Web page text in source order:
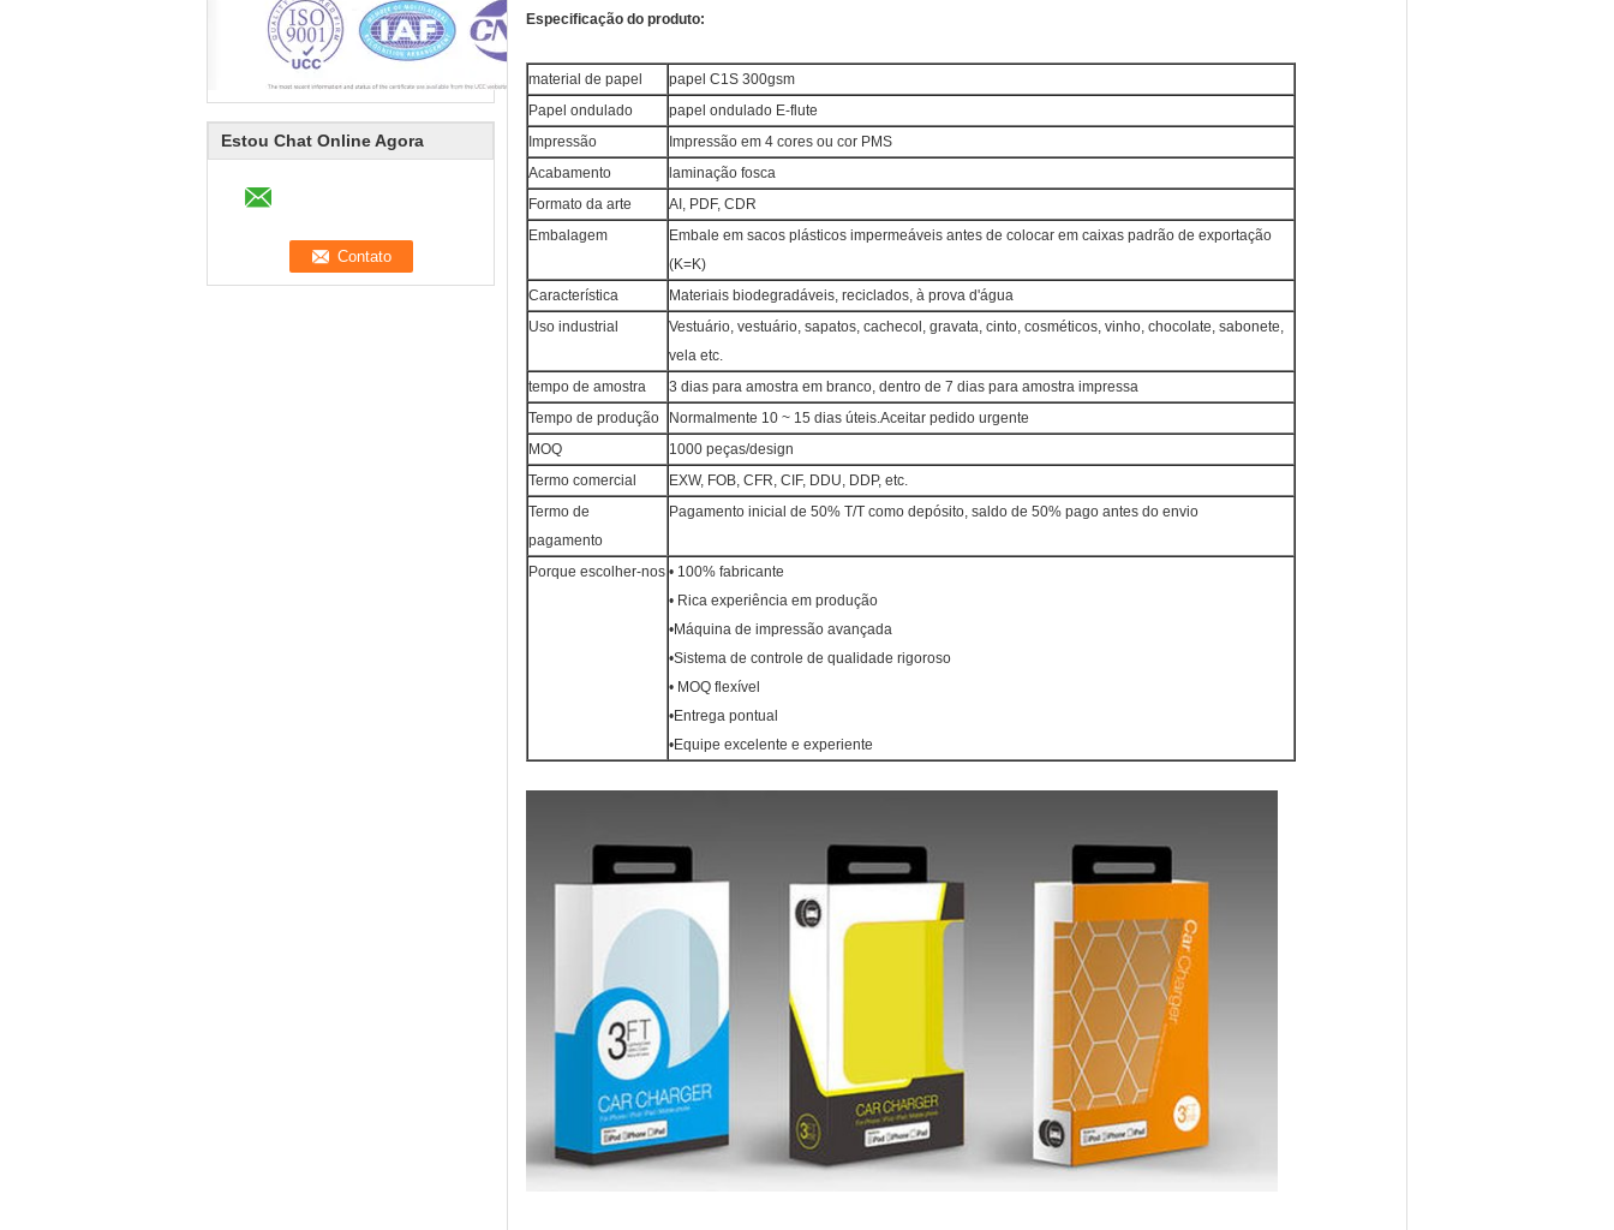
Estou Chat Online Agora
Especificação do produto:
material de papel
papel C1S 300gsm
Papel ondulado
papel ondulado E-flute
Impressão
Impressão em 4 cores ou cor PMS
Acabamento
laminação fosca
Formato da arte
AI, PDF, CDR
Embalagem
Embale em sacos plásticos impermeáveis ​​antes de colocar em caixas padrão de exportação
(K=K)
Característica
Materiais biodegradáveis, reciclados, à prova d'água
Uso industrial
Vestuário, vestuário, sapatos, cachecol, gravata, cinto, cosméticos, vinho, chocolate, sabonete,
vela etc.
tempo de amostra
3 dias para amostra em branco, dentro de 7 dias para amostra impressa
Tempo de produção
Normalmente 10 ~ 15 dias úteis.Aceitar pedido urgente
MOQ
1000 peças/design
Termo comercial
EXW, FOB, CFR, CIF, DDU, DDP, etc.
Termo de
pagamento
Pagamento inicial de 50% T/T como depósito, saldo de 50% pago antes do envio
Porque escolher-nos • 100% fabricante
• Rica experiência em produção
•Máquina de impressão avançada
•Sistema de controle de qualidade rigoroso
• MOQ flexível
•Entrega pontual
•Equipe excelente e experiente